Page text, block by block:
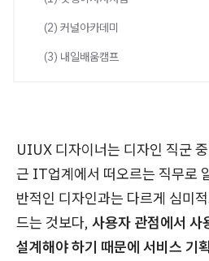
(2) 커널아카데미
(3) 내일배움캠프
UIUX 디자이너는 디자인 직군
근 IT업계에서 떠오르는 직무로
반적인 디자인과는 다르게 심미
드는 것보다, 사용자 관점에서 사
설계해야 하기 때문에 서비스 기